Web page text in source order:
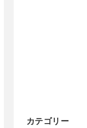
カテゴリー